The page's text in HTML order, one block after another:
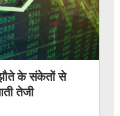
के संकेतों से
तेजी